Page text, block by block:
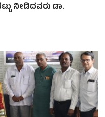
ನೀಡಿದವರು ಡಾ.